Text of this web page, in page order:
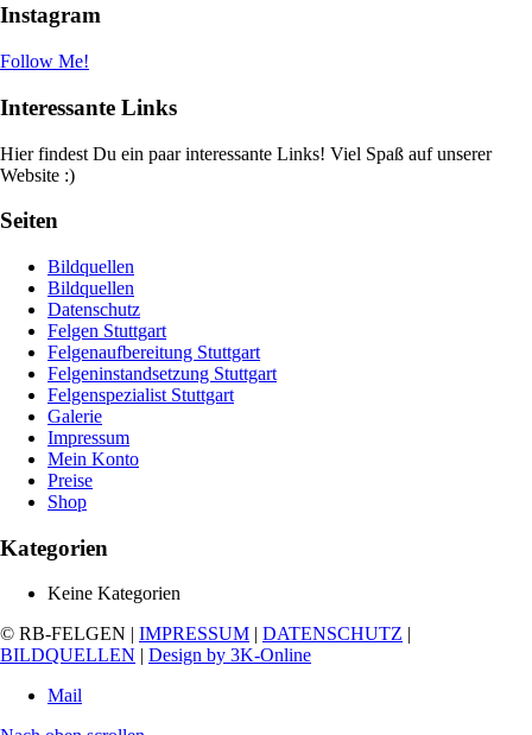
Instagram
Follow Me!
Interessante Links
Hier findest Du ein paar interessante Links! Viel Spaß auf unserer
Website :)
Seiten
Bildquellen
Bildquellen
Datenschutz
Felgen Stuttgart
Felgenaufbereitung Stuttgart
Felgeninstandsetzung Stuttgart
Felgenspezialist Stuttgart
Galerie
Impressum
Mein Konto
Preise
Shop
Kategorien
Keine Kategorien
© RB-FELGEN | IMPRESSUM | DATENSCHUTZ |
BILDQUELLEN | Design by 3K-Online
Mail